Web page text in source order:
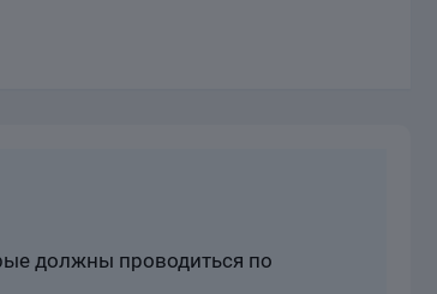
должны проводиться по